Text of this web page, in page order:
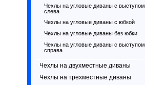
Чехлы на угловые диваны с выступом
слева
Чехлы на угловые диваны с юбкой
Чехлы на угловые диваны без юбки
Чехлы на угловые диваны с выступом
справа
Чехлы на двухместные диваны
Чехлы на трехместные диваны